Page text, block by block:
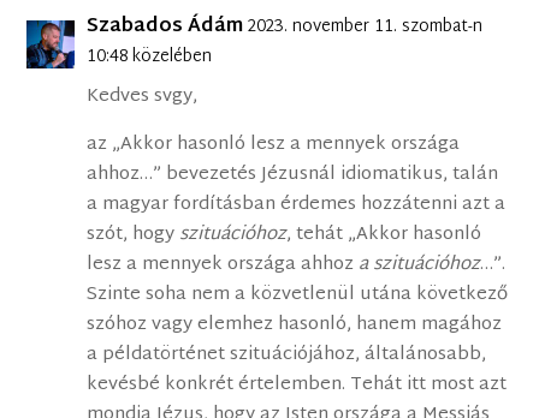
Szabados Ádám2023. november 11. szombat-n
10:48 közelében
Kedves svgy,
az „Akkor hasonló lesz a mennyek országa
ahhoz…” bevezetés Jézusnál idiomatikus, talán
a magyar fordításban érdemes hozzátenni azt a
szót, hogyszituációhoz, tehát „Akkor hasonló
lesz a mennyek országa ahhoz a szituációhoz…”.
Szinte soha nem a közvetlenül utána következő
szóhoz vagy elemhez hasonló, hanem magához
a példatörténet szituációjához, általánosabb,
kevésbé konkrét értelemben. Tehát itt most azt